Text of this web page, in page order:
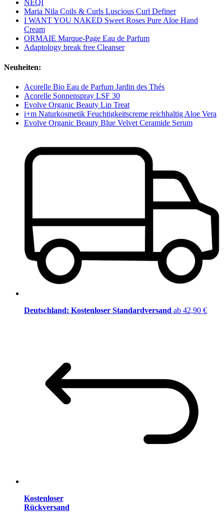
NEQI
Maria Nila Coils & Curls Luscious Curl Definer
I WANT YOU NAKED Sweet Roses Pure Aloe Hand
Cream
ORMAIE Marque-Page Eau de Parfum
Adaptology break free Cleanser
Neuheiten:
Acorelle Bio Eau de Parfum Jardin des Thés
Acorelle Sonnenspray LSF 30
Evolve Organic Beauty Lip Treat
i+m Naturkosmetik Feuchtigkeitscreme reichhaltig Aloe Vera
Evolve Organic Beauty Blue Velvet Ceramide Serum
Deutschland: Kostenloser Standardversand ab 42,90 €
Kostenloser
Rückversand